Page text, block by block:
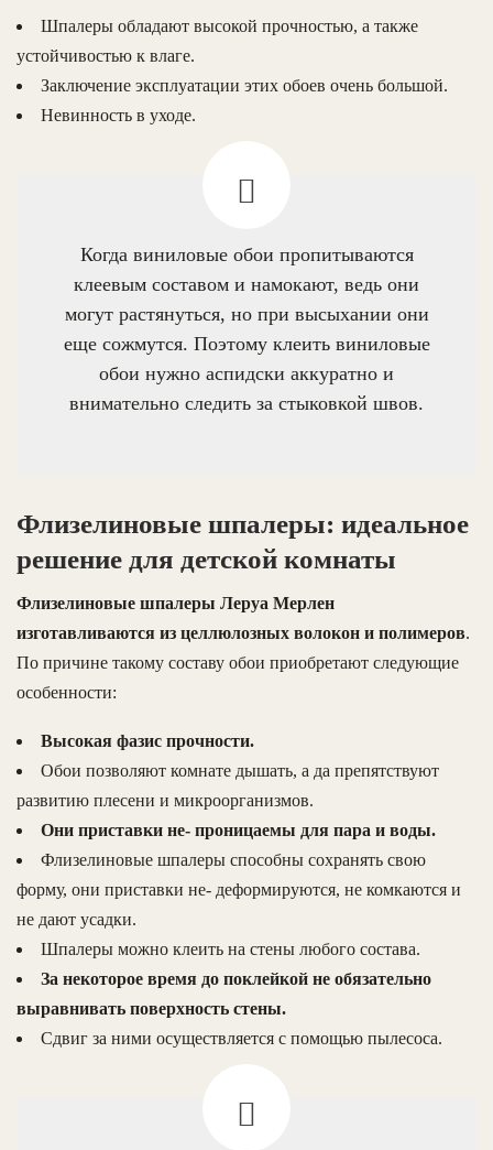
Шпалеры обладают высокой прочностью, а также
устойчивостью к влаге.
Заключение эксплуатации этих обоев очень большой.
Невинность в уходе.
Когда виниловые обои пропитываются
клеевым составом и намокают, ведь они
могут растянуться, но при высыхании они
еще сожмутся. Поэтому клеить виниловые
обои нужно аспидски аккуратно и
внимательно следить за стыковкой швов.
Флизелиновые шпалеры: идеальное
решение для детской комнаты
Флизелиновые шпалеры Леруа Мерлен
изготавливаются из целлюлозных волокон и полимеров.
По причине такому составу обои приобретают следующие
особенности:
Высокая фазис прочности.
Обои позволяют комнате дышать, а да препятствуют
развитию плесени и микроорганизмов.
Они приставки не- проницаемы для пара и воды.
Флизелиновые шпалеры способны сохранять свою
форму, они приставки не- деформируются, не комкаются и
не дают усадки.
Шпалеры можно клеить на стены любого состава.
За некоторое время до поклейкой не обязательно
выравнивать поверхность стены.
Сдвиг за ними осуществляется с помощью пылесоса.